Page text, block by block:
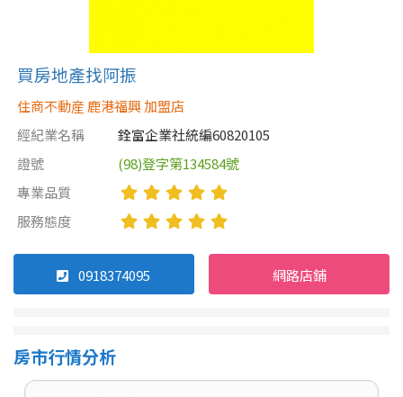
買房地產找阿振
住商不動産 鹿港福興 加盟店
經紀業名稱
銓富企業社統編60820105
證號
(98)登字第134584號
專業品質
服務態度
0918374095 網路店鋪
房市行情分析